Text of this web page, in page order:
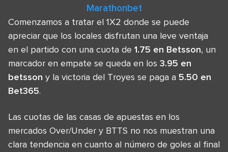
Marathonbet
Comenzamos a tratar el 1X2 donde se puede
apreciar que los locales disfrutan una leve ventaja
en el partido con una cuota de 1.75 en Betsson, un
marcador en empate se queda en los 3.95 en
betsson y la victoria del Troyes se paga a 5.50 en
Bet365.
Las cuotas de las casas de apuestas en los
mercados Over/Under y BTTS no nos muestran una
clara tendencia en cuanto al número de goles al final